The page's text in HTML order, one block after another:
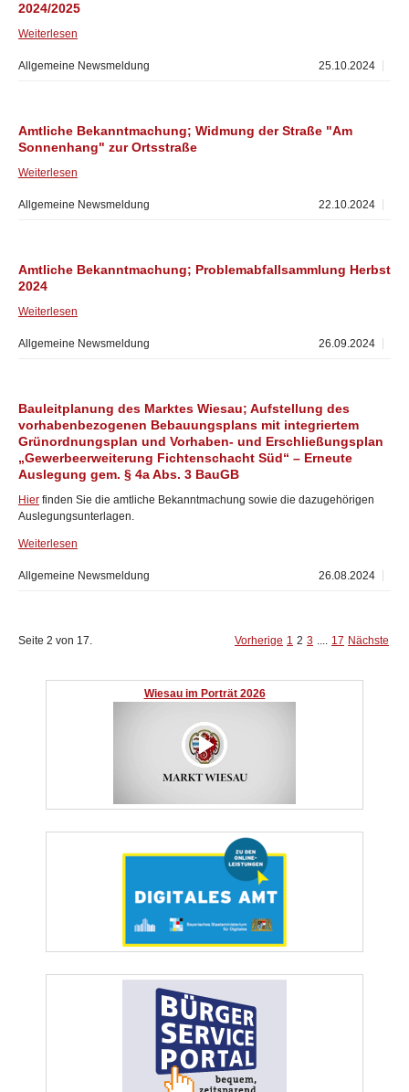
2024/2025
Weiterlesen
25.10.2024
Allgemeine Newsmeldung
Amtliche Bekanntmachung; Widmung der Straße "Am
Sonnenhang" zur Ortsstraße
Weiterlesen
22.10.2024
Allgemeine Newsmeldung
Amtliche Bekanntmachung; Problemabfallsammlung Herbst
2024
Weiterlesen
26.09.2024
Allgemeine Newsmeldung
Bauleitplanung des Marktes Wiesau; Aufstellung des
vorhabenbezogenen Bebauungsplans mit integriertem
Grünordnungsplan und Vorhaben- und Erschließungsplan
„Gewerbeerweiterung Fichtenschacht Süd“ – Erneute
Auslegung gem. § 4a Abs. 3 BauGB
Hier finden Sie die amtliche Bekanntmachung sowie die dazugehörigen
Auslegungsunterlagen.
Weiterlesen
26.08.2024
Allgemeine Newsmeldung
Seite 2 von 17. Vorherige 1 2 3 .... 17 Nächste
Wiesau im Porträt 2026